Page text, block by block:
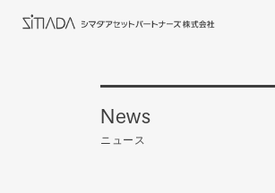
News
ニュース